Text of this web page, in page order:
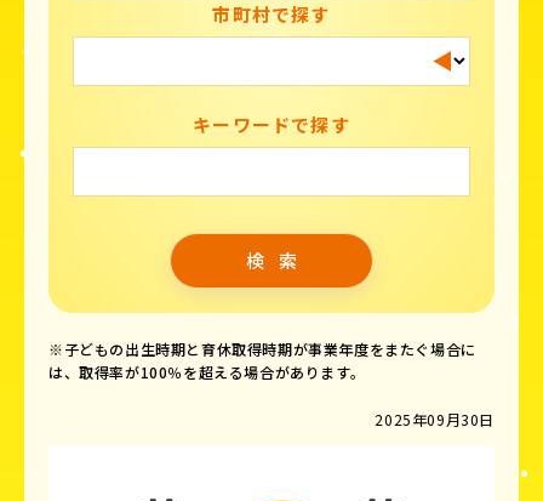
市町村で探す
キーワードで探す
※子どもの出生時期と育休取得時期が事業年度をまたぐ場合に
は、取得率が100％を超える場合があります。
2025年09月30日